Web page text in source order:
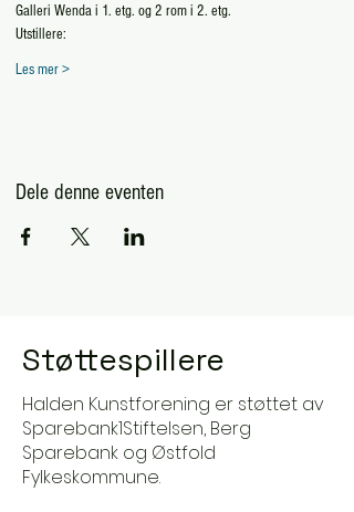
Galleri Wenda i 1. etg. og 2 rom i 2. etg.
Utstillere:
Les mer >
Dele denne eventen
Støttespillere
Halden Kunstforening er støttet av
Sparebank1Stiftelsen, Berg
Sparebank og Østfold
Fylkeskommune.